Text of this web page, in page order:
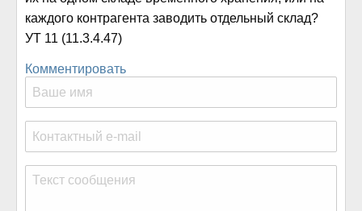
каждого контрагента заводить отдельный склад?
УТ 11 (11.3.4.47)
Комментировать